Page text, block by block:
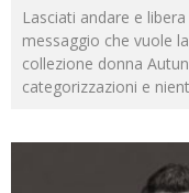
Lasciati andare e
messaggio che vuole
collezione donna
categorizzazioni e